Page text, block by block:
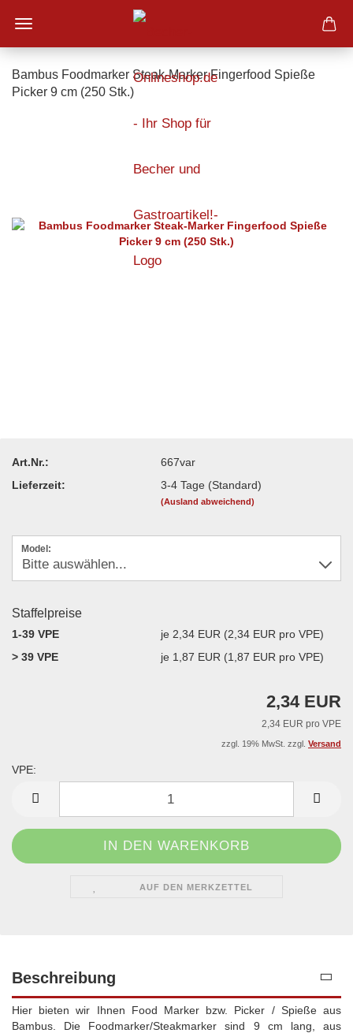
Bambus Foodmarker Steak-Marker Fingerfood Spieße
Picker 9 cm (250 Stk.)
Art.Nr.:
667var
Lieferzeit:
3-4 Tage (Standard)
(Ausland abweichend)
Model:
Staffelpreise
1-39 VPE
je 2,34 EUR (2,34 EUR pro VPE)
> 39 VPE
je 1,87 EUR (1,87 EUR pro VPE)
2,34 EUR
2,34 EUR pro VPE
zzgl. 19% MwSt. zzgl. Versand
VPE:
AUF DEN MERKZETTEL
Beschreibung
Hier bieten wir Ihnen Food Marker bzw. Picker / Spieße aus
Bambus. Die Foodmarker/Steakmarker sind 9 cm lang, aus